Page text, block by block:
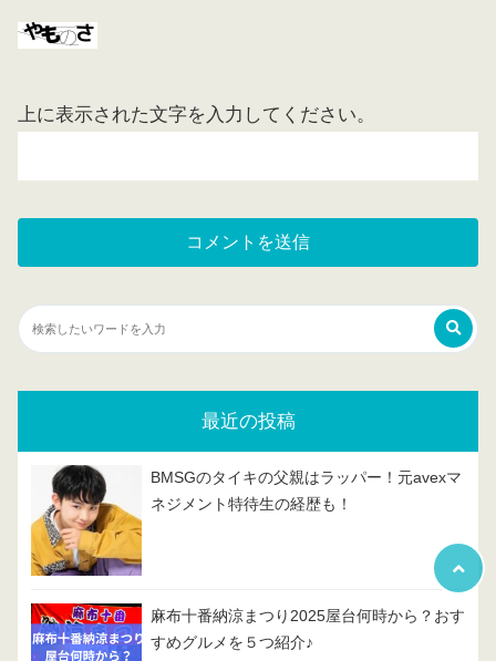
上に表示された文字を入力してください。
最近の投稿
BMSGのタイキの父親はラッパー！元avexマ
ネジメント特待生の経歴も！
麻布十番納涼まつり2025屋台何時から？おす
すめグルメを５つ紹介♪